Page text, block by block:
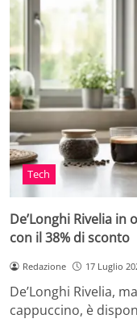
Tech
De’Longhi Rivelia in
con il 38% di sconto
Redazione 17 Luglio
De’Longhi Rivelia,
cappuccino, è